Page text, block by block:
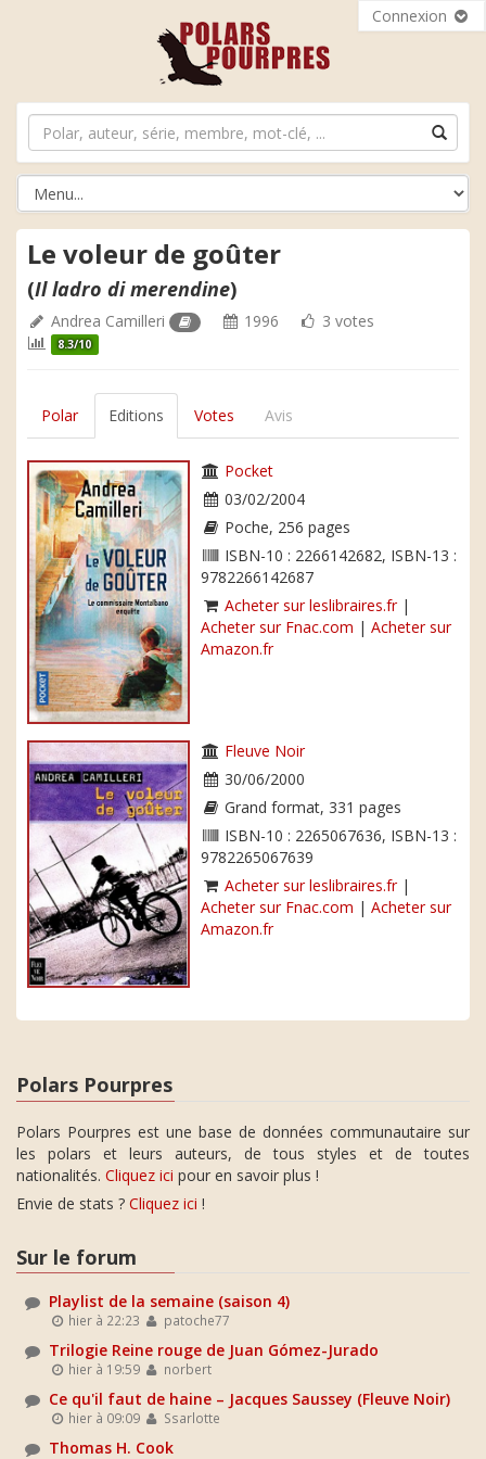
Connexion
Le voleur de goûter
(Il ladro di merendine)
Andrea Camilleri 1996 3 votes
8.3/10
Polar Editions Votes Avis
Pocket
03/02/2004
Poche, 256 pages
ISBN-10 : 2266142682, ISBN-13 :
9782266142687
Acheter sur leslibraires.fr|
Acheter sur Fnac.com | Acheter sur
Amazon.fr
Fleuve Noir
30/06/2000
Grand format, 331 pages
ISBN-10 : 2265067636, ISBN-13 :
9782265067639
Acheter sur leslibraires.fr|
Acheter sur Fnac.com | Acheter sur
Amazon.fr
Polars Pourpres
Polars Pourpres est une base de données communautaire sur
les polars et leurs auteurs, de tous styles et de toutes
nationalités. Cliquez ici pour en savoir plus !
Envie de stats ? Cliquez ici !
Sur le forum
Playlist de la semaine (saison 4)
hier à 22:23 patoche77
Trilogie Reine rouge de Juan Gómez-Jurado
hier à 19:59 norbert
Ce qu'il faut de haine – Jacques Saussey (Fleuve Noir)
hier à 09:09 Ssarlotte
Thomas H. Cook